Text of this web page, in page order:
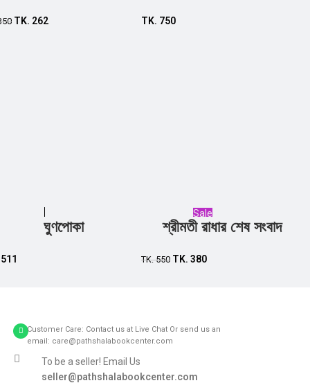
TK. 262 TK. 750
Add to cart
ঘুণপোকা
511
Sale
শ্রীমতী রাধার শেষ সংবাদ
TK.550 TK. 380
Customer Care: Contact us at Live Chat Or send us an
email: care@pathshalabookcenter.com
To be a seller! Email Us
seller@pathshalabookcenter.com